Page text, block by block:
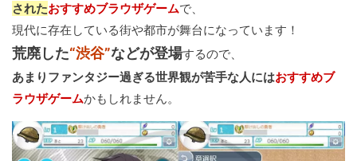
されたおすすめブラウザゲームで、
現代に存在している街や都市が舞台になっています！
荒廃した“渋谷”などが登場するので、
あまりファンタジー過ぎる世界観が苦手な人にはおすすめブ
ラウザゲームかもしれません。